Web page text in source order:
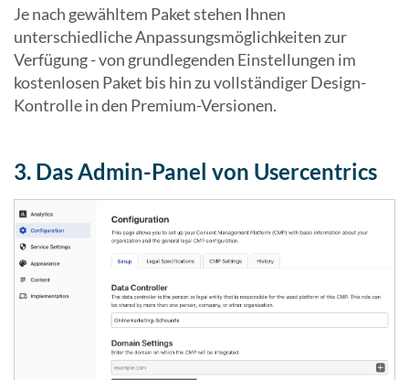
Je nach gewähltem Paket stehen Ihnen
unterschiedliche Anpassungsmöglichkeiten zur
Verfügung - von grundlegenden Einstellungen im
kostenlosen Paket bis hin zu vollständiger Design-
Kontrolle in den Premium-Versionen.
3. Das Admin-Panel von Usercentrics